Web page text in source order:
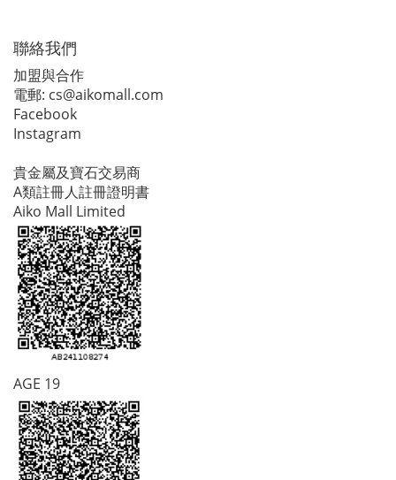
聯絡我們
加盟與合作
電郵: cs@aikomall.com
Facebook
Instagram
貴金屬及寶石交易商
A類註冊人註冊證明書
Aiko Mall Limited
AGE 19